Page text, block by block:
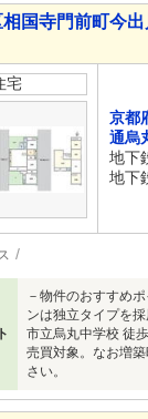
国寺門前町今
宅
京都
通烏
地下
地下
－物件のおすすめ
ンは独立タイプを
市立烏丸中学校 徒
売買対象。なお増
さい。